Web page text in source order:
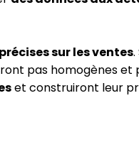
sur les ventes
pas homogènes et
et construiront leur